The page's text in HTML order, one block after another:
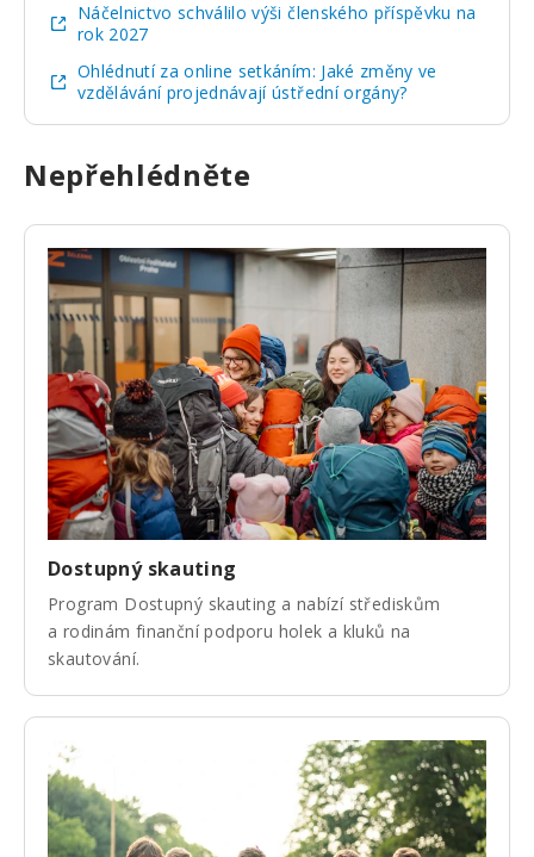
Náčelnictvo schválilo výši členského příspěvku na
rok 2027
Ohlédnutí za online setkáním: Jaké změny ve
vzdělávání projednávají ústřední orgány?
Nepřehlédněte
Dostupný skauting
Program Dostupný skauting a nabízí střediskům
a rodinám finanční podporu holek a kluků na
skautování.